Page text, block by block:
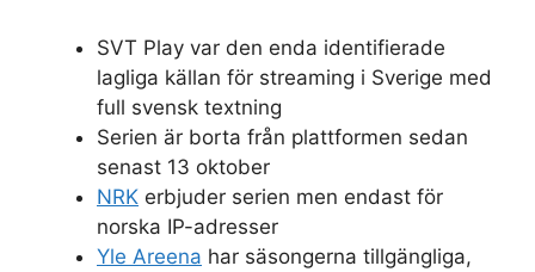
SVT Play var den enda identifierade
lagliga källan för streaming i Sverige med
full svensk textning
Serien är borta från plattformen sedan
senast 13 oktober
NRK erbjuder serien men endast för
norska IP-adresser
Yle Areena har säsongerna tillgängliga,